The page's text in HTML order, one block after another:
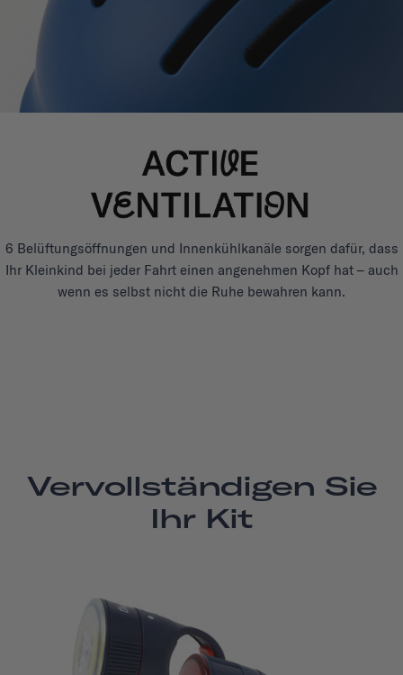
6 Belüftungsöffnungen und Innenkühlkanäle sorgen dafür, dass
Ihr Kleinkind bei jeder Fahrt einen angenehmen Kopf hat – auch
wenn es selbst nicht die Ruhe bewahren kann.
Vervollständigen Sie
Ihr Kit